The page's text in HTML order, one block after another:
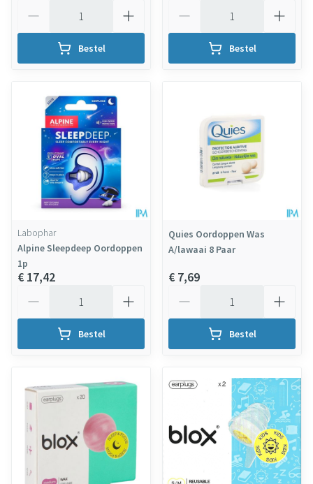
Bestel Bestel
Labophar
Alpine Sleepdeep Oordoppen
1p
€ 17,42
Bestel
Quies Oordoppen Was
A/lawaai 8 Paar
€ 7,69
Bestel